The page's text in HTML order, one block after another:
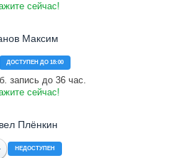
сейчас!
Максим
ДОСТУПЕН ДО 18:00
запись до 36 час.
сейчас!
Плёнкин
НЕДОСТУПЕН